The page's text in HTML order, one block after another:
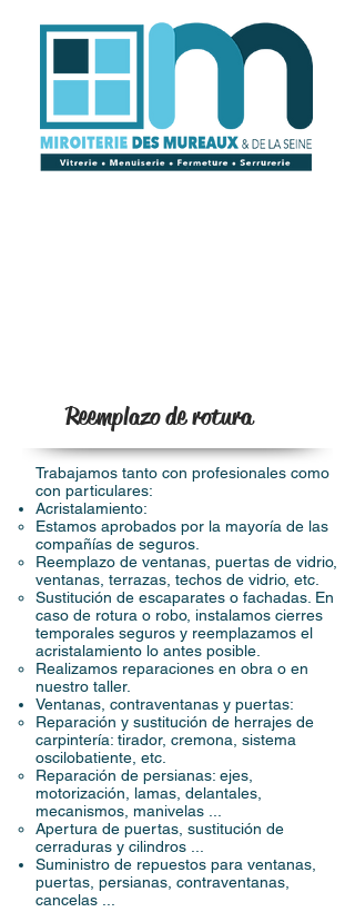
Reemplazo de rotura
Trabajamos tanto con profesionales como
con particulares:
Acristalamiento:
Estamos aprobados por la mayoría de las
compañías de seguros.
Reemplazo de ventanas, puertas de vidrio,
ventanas, terrazas, techos de vidrio, etc.
Sustitución de escaparates o fachadas. En
caso de rotura o robo, instalamos cierres
temporales seguros y reemplazamos el
acristalamiento lo antes posible.
Realizamos reparaciones en obra o en
nuestro taller.
Ventanas, contraventanas y puertas:
Reparación y sustitución de herrajes de
carpintería: tirador, cremona, sistema
oscilobatiente, etc.
Reparación de persianas: ejes,
motorización, lamas, delantales,
mecanismos, manivelas ...
Apertura de puertas, sustitución de
cerraduras y cilindros ...
Suministro de repuestos para ventanas,
puertas, persianas, contraventanas,
cancelas ...